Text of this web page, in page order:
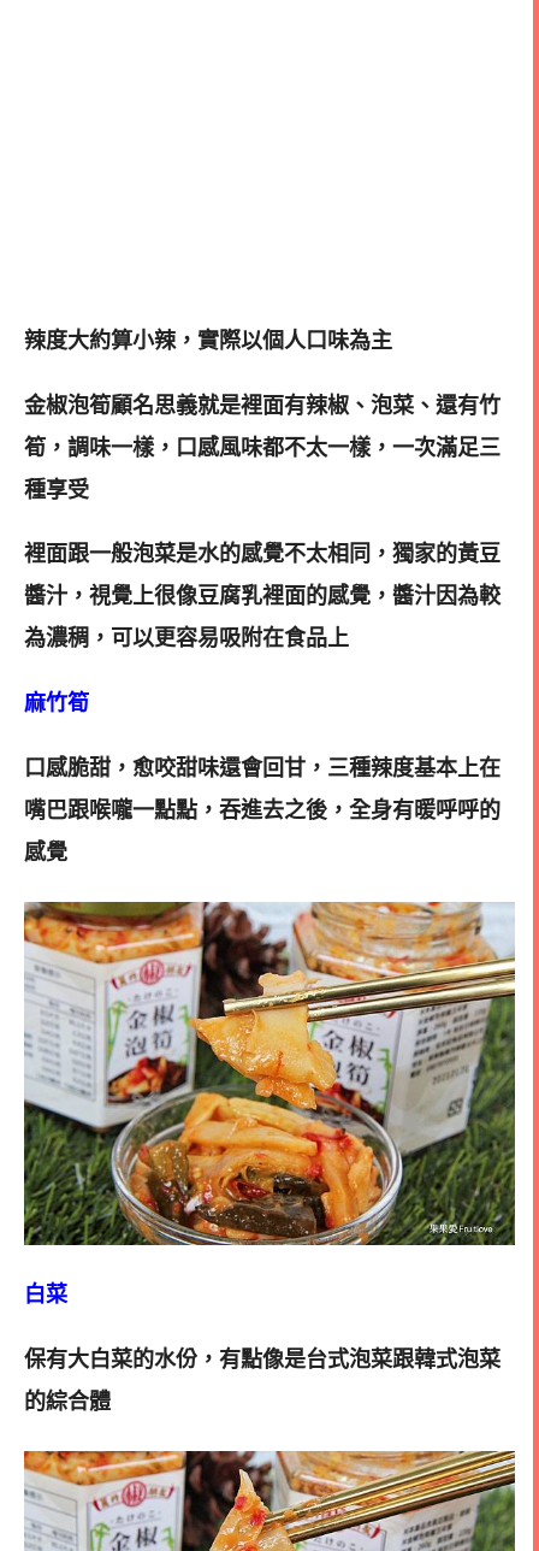
辣度大約算小辣，實際以個人口味為主
金椒泡筍顧名思義就是裡面有辣椒、泡菜、還有竹
筍，調味一樣，口感風味都不太一樣，一次滿足三
種享受
裡面跟一般泡菜是水的感覺不太相同，獨家的黃豆
醬汁，視覺上很像豆腐乳裡面的感覺，醬汁因為較
為濃稠，可以更容易吸附在食品上
麻竹筍
口感脆甜，愈咬甜味還會回甘，三種辣度基本上在
嘴巴跟喉嚨一點點，吞進去之後，全身有暖呼呼的
感覺
白菜
保有大白菜的水份，有點像是台式泡菜跟韓式泡菜
的綜合體